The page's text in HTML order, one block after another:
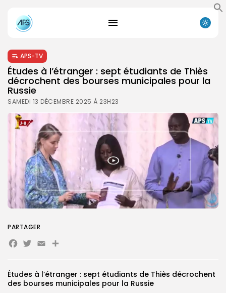
FR
APS-TV
Études à l’étranger : sept étudiants de Thiès
décrochent des bourses municipales pour la
Russie
SAMEDI 13 DÉCEMBRE 2025 À 23H23
Études à l’étranger : sept étudiants de Thiès décrochent
des bourses municipales pour la Russie
PARTAGER
Facebook
Twitter
EmailPartager